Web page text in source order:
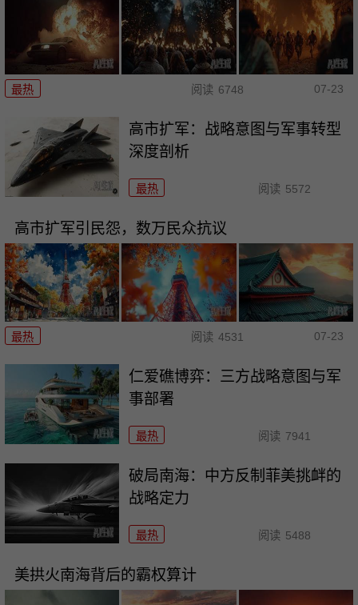
最热 阅读 6748 07-23
高市扩军：战略意图与军事转型
深度剖析
最热 阅读 5572
高市扩军引民怨，数万民众抗议
最热 阅读 4531 07-23
仁爱礁博弈：三方战略意图与军
事部署
最热 阅读 7941
破局南海：中方反制菲美挑衅的
战略定力
最热 阅读 5488
美拱火南海背后的霸权算计